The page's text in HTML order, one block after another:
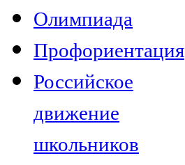
Олимпиада
Профориентация
Российское
движение
школьников